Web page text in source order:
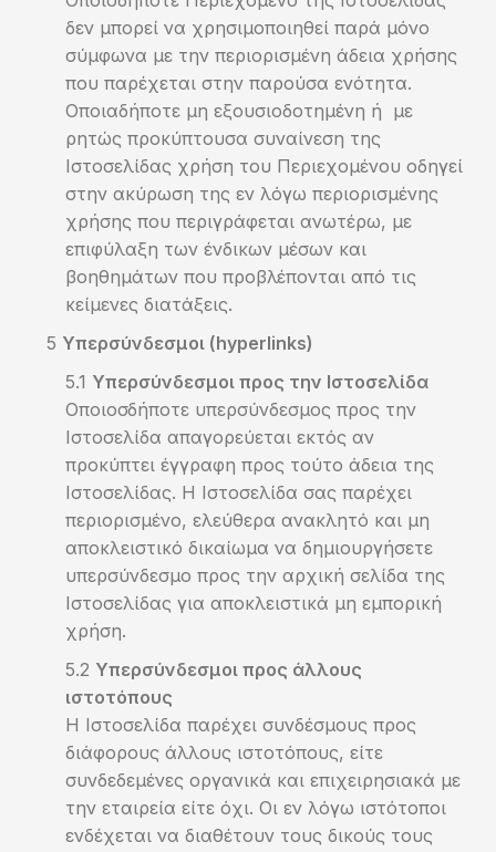
δεν μπορεί να χρησιμοποιηθεί παρά μόνο
σύμφωνα με την περιορισμένη άδεια χρήσης
που παρέχεται στην παρούσα ενότητα.
Οποιαδήποτε μη εξουσιοδοτημένη ή με
ρητώς προκύπτουσα συναίνεση της
Ιστοσελίδας χρήση του Περιεχομένου οδηγεί
στην ακύρωση της εν λόγω περιορισμένης
χρήσης που περιγράφεται ανωτέρω, με
επιφύλαξη των ένδικων μέσων και
βοηθημάτων που προβλέπονται από τις
κείμενες διατάξεις.
Υπερσύνδεσμοι (hyperlinks)
Υπερσύνδεσμοι προς την Ιστοσελίδα
Οποιοσδήποτε υπερσύνδεσμος προς την
Ιστοσελίδα απαγορεύεται εκτός αν
προκύπτει έγγραφη προς τούτο άδεια της
Ιστοσελίδας. Η Ιστοσελίδα σας παρέχει
περιορισμένο, ελεύθερα ανακλητό και μη
αποκλειστικό δικαίωμα να δημιουργήσετε
υπερσύνδεσμο προς την αρχική σελίδα της
Ιστοσελίδας για αποκλειστικά μη εμπορική
χρήση.
Υπερσύνδεσμοι προς άλλους
ιστοτόπους
Η Ιστοσελίδα παρέχει συνδέσμους προς
διάφορους άλλους ιστοτόπους, είτε
συνδεδεμένες οργανικά και επιχειρησιακά με
την εταιρεία είτε όχι. Οι εν λόγω ιστότοποι
ενδέχεται να διαθέτουν τους δικούς τους